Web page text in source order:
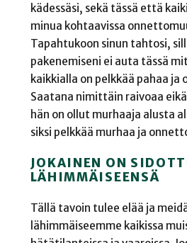
kädessäsi, sekä tässä että
minua kohtaavissa
Tapahtukoon sinun tahtosi,
pakenemiseni ei auta tässä
kaikkialla on pelkkää pahaa
Saatana nimittäin raivoaa
hän on ollut murhaaja alusta
siksi pelkkää murhaa ja
JOKAINEN ON
LÄHIMMÄISEENSÄ
Tällä tavoin tulee elää ja
lähimmäiseemme kaikissa